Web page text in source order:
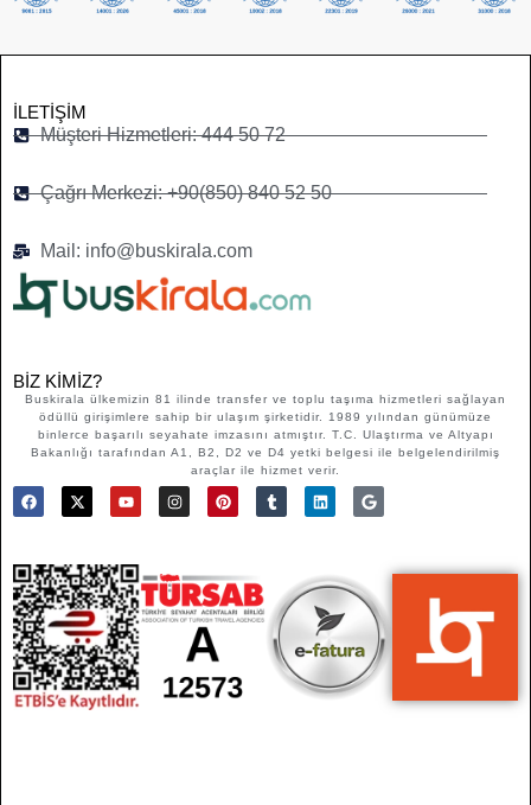
İLETIŞIM
Müşteri Hizmetleri: 444 50 72
Çağrı Merkezi: +90(850) 840 52 50
Mail: info@buskirala.com
BIZ KIMIZ?
Buskirala ülkemizin 81 ilinde transfer ve toplu taşıma hizmetleri sağlayan
ödüllü girişimlere sahip bir ulaşım şirketidir. 1989 yılından günümüze
binlerce başarılı seyahate imzasını atmıştır. T.C. Ulaştırma ve Altyapı
Bakanlığı tarafından A1, B2, D2 ve D4 yetki belgesi ile belgelendirilmiş
araçlar ile hizmet verir.